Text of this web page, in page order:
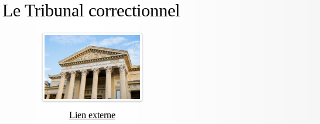
Le Tribunal correctionnel
Lien externe